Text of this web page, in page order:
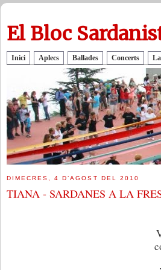
El Bloc
Inici Aplecs Ballades Concerts
DIMECRES, 4 D’AGOST DEL 2010
TIANA - SARDANES A LA